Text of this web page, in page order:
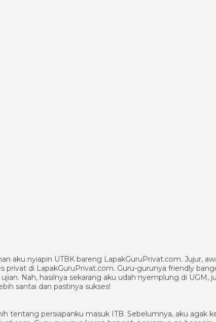
aku nyiapin UTBK bareng LapakGuruPrivat.com. Jujur,
di LapakGuruPrivat.com. Guru-gurunya friendly
Nah, hasilnya sekarang aku udah nyemplung di UGM,
santai dan pastinya sukses!
tentang persiapanku masuk ITB. Sebelumnya, aku agak